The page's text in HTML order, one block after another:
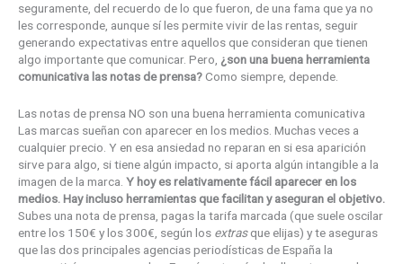
seguramente, del recuerdo de lo que fueron, de una fama que ya no
les corresponde, aunque sí les permite vivir de las rentas, seguir
generando expectativas entre aquellos que consideran que tienen
algo importante que comunicar. Pero, ¿son una buena herramienta
comunicativa las notas de prensa?Como siempre, depende.
Las notas de prensa NO son una buena herramienta comunicativa
Las marcas sueñan con aparecer en los medios. Muchas veces a
cualquier precio. Y en esa ansiedad no reparan en si esa aparición
sirve para algo, si tiene algún impacto, si aporta algún intangible a la
imagen de la marca. Y hoy es relativamente fácil aparecer en los
medios. Hay incluso herramientas que facilitan y aseguran el objetivo.
Subes una nota de prensa, pagas la tarifa marcada (que suele oscilar
entre los 150€ y los 300€, según los extrasque elijas) y te aseguras
que las dos principales agencias periodísticas de España la